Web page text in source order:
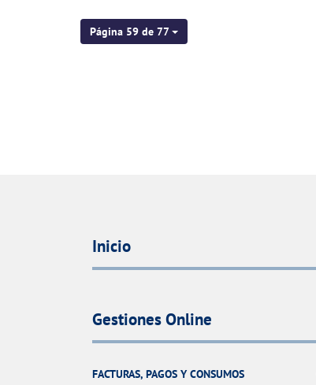
Página 59 de 77
Inicio
Gestiones Online
FACTURAS, PAGOS Y CONSUMOS